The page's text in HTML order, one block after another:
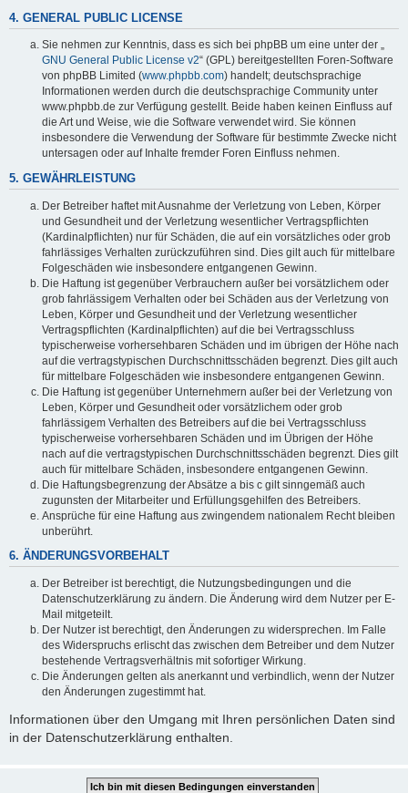
4. GENERAL PUBLIC LICENSE
Sie nehmen zur Kenntnis, dass es sich bei phpBB um eine unter der „
GNU General Public License v2“ (GPL) bereitgestellten Foren-Software
von phpBB Limited (www.phpbb.com) handelt; deutschsprachige
Informationen werden durch die deutschsprachige Community unter
www.phpbb.de zur Verfügung gestellt. Beide haben keinen Einfluss auf
die Art und Weise, wie die Software verwendet wird. Sie können
insbesondere die Verwendung der Software für bestimmte Zwecke nicht
untersagen oder auf Inhalte fremder Foren Einfluss nehmen.
5. GEWÄHRLEISTUNG
Der Betreiber haftet mit Ausnahme der Verletzung von Leben, Körper
und Gesundheit und der Verletzung wesentlicher Vertragspflichten
(Kardinalpflichten) nur für Schäden, die auf ein vorsätzliches oder grob
fahrlässiges Verhalten zurückzuführen sind. Dies gilt auch für mittelbare
Folgeschäden wie insbesondere entgangenen Gewinn.
Die Haftung ist gegenüber Verbrauchern außer bei vorsätzlichem oder
grob fahrlässigem Verhalten oder bei Schäden aus der Verletzung von
Leben, Körper und Gesundheit und der Verletzung wesentlicher
Vertragspflichten (Kardinalpflichten) auf die bei Vertragsschluss
typischerweise vorhersehbaren Schäden und im übrigen der Höhe nach
auf die vertragstypischen Durchschnittsschäden begrenzt. Dies gilt auch
für mittelbare Folgeschäden wie insbesondere entgangenen Gewinn.
Die Haftung ist gegenüber Unternehmern außer bei der Verletzung von
Leben, Körper und Gesundheit oder vorsätzlichem oder grob
fahrlässigem Verhalten des Betreibers auf die bei Vertragsschluss
typischerweise vorhersehbaren Schäden und im Übrigen der Höhe
nach auf die vertragstypischen Durchschnittsschäden begrenzt. Dies gilt
auch für mittelbare Schäden, insbesondere entgangenen Gewinn.
Die Haftungsbegrenzung der Absätze a bis c gilt sinngemäß auch
zugunsten der Mitarbeiter und Erfüllungsgehilfen des Betreibers.
Ansprüche für eine Haftung aus zwingendem nationalem Recht bleiben
unberührt.
6. ÄNDERUNGSVORBEHALT
Der Betreiber ist berechtigt, die Nutzungsbedingungen und die
Datenschutzerklärung zu ändern. Die Änderung wird dem Nutzer per E-
Mail mitgeteilt.
Der Nutzer ist berechtigt, den Änderungen zu widersprechen. Im Falle
des Widerspruchs erlischt das zwischen dem Betreiber und dem Nutzer
bestehende Vertragsverhältnis mit sofortiger Wirkung.
Die Änderungen gelten als anerkannt und verbindlich, wenn der Nutzer
den Änderungen zugestimmt hat.
Informationen über den Umgang mit Ihren persönlichen Daten sind
in der Datenschutzerklärung enthalten.